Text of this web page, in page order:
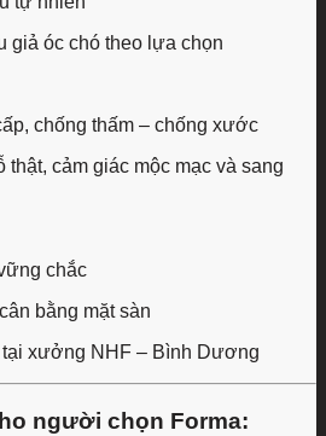
giả óc chó theo lựa chọn
chống thấm – chống xước
thật, cảm giác mộc mạc và sang
chắc
bằng mặt sàn
tại xưởng NHF – Bình Dương
người chọn Forma: